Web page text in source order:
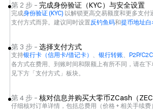
第 2 步 – 完成身份验证（KYC）与安全设置
完成身份验证 (KYC) 以解锁更高交易额度和更多支付
支付方式而异。建议同时设置反钓鱼码和提币地址白
第 3 步 – 选择支付方式
支持银行卡（信用卡/借记卡） 、 银行转账、 P2P/C2C
各方式在费用、到账时间和限额上有所不同，请在
见下方「支付方式」板块。
第 4 步 – 核对信息并购买大零币ZCash（ZEC
仔细核对订单详情，包括总费用（价格 + 相关手续